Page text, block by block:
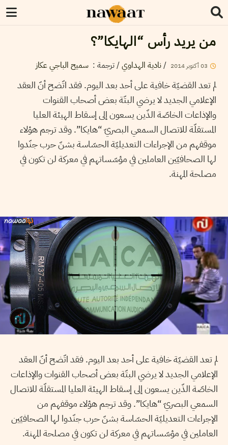
من يريد رأس “الهايكا”؟
03أكتوبر 2014
/نادية الهداوي/ ترجمة : سميح الباجي عكاز
لم تعد القضيّة خافية على أحد بعد اليوم. فقد اتّضح أنّ العقد
الإعلامي الجديد لا يرضي البتّة بعض أصحاب القنوات
والإذاعات الخاصّة الذّين يسعون إلى إسقاط الهيئة العليا
المستقلّة للاتصال السمعي البصريّ “هايكا”. وقد ترجم هؤلاء
موقفهم من الإجراءات التعديليّة الحسّاسة بشنّ حرب جنّدوا
لها الصحافيّين العاملين في مؤسّساتهم في معركة لن تكون في
مصلحة المهنة.
لم تعد القضيّة خافية على أحد بعد اليوم. فقد اتّضح أنّ العقد
الإعلامي الجديد لا يرضي البتّة بعض أصحاب القنوات والإذاعات
الخاصّة الذّين يسعون إلى إسقاط الهيئة العليا المستقلّة للاتصال
السمعي البصريّ “هايكا”. وقد ترجم هؤلاء موقفهم من
الإجراءات التعديليّة الحسّاسة بشنّ حرب جنّدوا لها الصحافيّين
العاملين في مؤسّساتهم في معركة لن تكون في مصلحة المهنة.